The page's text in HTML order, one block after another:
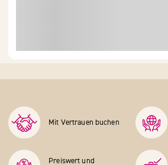
Mit Vertrauen buchen
Preiswert und